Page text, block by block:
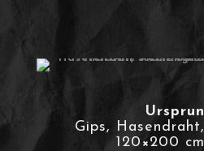
Gips,
120×200